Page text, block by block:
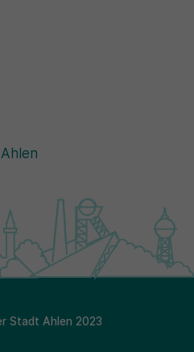
Stadt Ahlen 2023